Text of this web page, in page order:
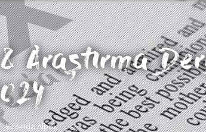
Araştırma
Basında Albox